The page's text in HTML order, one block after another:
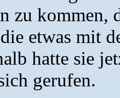
zu kommen,
etwas mit
hatte sie
gerufen.